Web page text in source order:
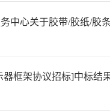
中心关于胶带/胶纸/胶
框架协议招标]中标结